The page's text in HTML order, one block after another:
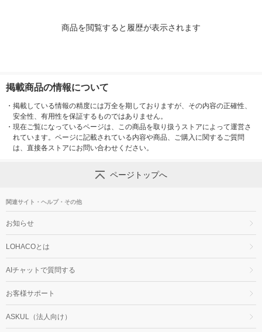
商品を閲覧すると履歴が表示されます
掲載商品の情報について
・ 掲載している情報の精度には万全を期しておりますが、その内容の正確性、
安全性、有用性を保証するものではありません。
・ 現在ご覧になっているページは、この商品を取り扱うストアによって運営さ
れています。ページに記載されている内容や商品、ご購入に関するご質問
は、直接各ストアにお問い合わせください。
ページトップへ
関連サイト・ヘルプ・その他
お知らせ
LOHACOとは
AIチャットで質問する
お客様サポート
ASKUL（法人向け）